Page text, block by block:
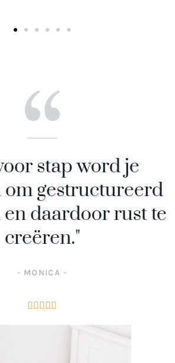
stap word je
om gestructureerd
daardoor rust te
creëren."
- MONICA -
    